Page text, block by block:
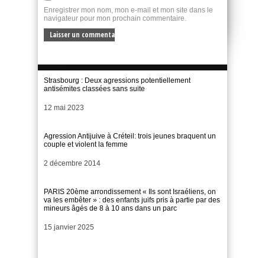
Enregistrer mon nom, mon e-mail et mon site dans le
navigateur pour mon prochain commentaire.
Strasbourg : Deux agressions potentiellement
antisémites classées sans suite
Date
12 mai 2023
Agression Antijuive à Créteil: trois jeunes braquent un
couple et violent la femme
Date
2 décembre 2014
PARIS 20ème arrondissement « Ils sont Israéliens, on
va les embêter » : des enfants juifs pris à partie par des
mineurs âgés de 8 à 10 ans dans un parc
Date
15 janvier 2025